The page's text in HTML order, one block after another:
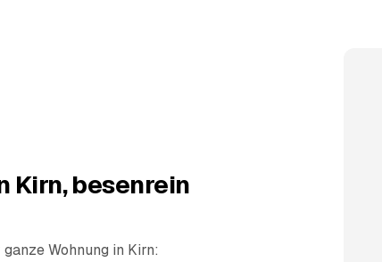
Kirn, besenrein
Wohnung in Kirn: